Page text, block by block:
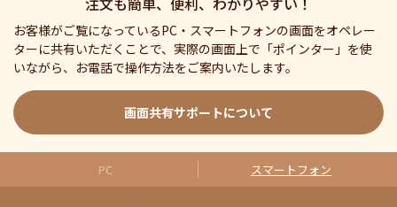
お客様がご覧になっているPC・スマートフォンの画面をオペレー
ターに共有いただくことで、実際の画面上で「ポインター」を使
いながら、お電話で操作方法をご案内いたします。
画面共有サポートについて
PC スマートフォン